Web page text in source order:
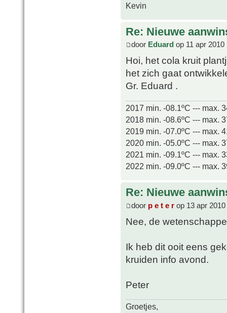
Kevin
Re: Nieuwe
door Eduard op 11 apr 2010
Hoi, het cola kruit
het zich gaat
Gr. Eduard .
2017 min. -08.1ºC --- max.
2018 min. -08.6ºC --- max.
2019 min. -07.0ºC --- max.
2020 min. -05.0ºC --- max.
2021 min. -09.1ºC --- max.
2022 min. -09.0ºC --- max.
Re: Nieuwe
door p e t e r op 13 apr
Nee, de
Ik heb dit ooit eens
kruiden info avond.
Peter
Groetjes,